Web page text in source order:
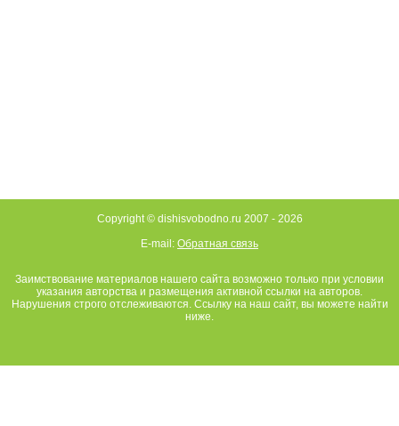
Copyright © dishisvobodno.ru 2007 - 2026
E-mail: Обратная связь
Заимствование материалов нашего сайта возможно только при условии
указания авторства и размещения активной ссылки на авторов.
Нарушения строго отслеживаются. Ссылку на наш сайт, вы можете найти
ниже.